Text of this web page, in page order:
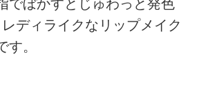
でぼかすとじゅわっと発色
ディライクなリップメイク
す。